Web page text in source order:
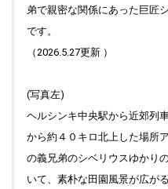
2025.05.07
Top "ブラフの丘から" 更新し
2025.05.02
プしました。
2025.04.30
Denmark (English) 新しい記
2025.04.27
Top "Field work Praha
弟で親密な関係にあった巨匠
です。
（2026.5.27更新 ）
(写真左)
ヘルシンキ中央駅から近郊列
から約４０キロ北上した場所
の義兄弟のシベリウスゆかり
いて、素朴な田園風景が広が